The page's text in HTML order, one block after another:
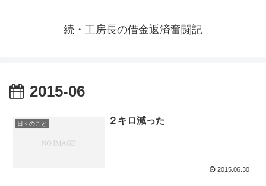
続・工房長の借金返済奮闘記
2015-06
日々のこと ２キロ減った
2015.06.30